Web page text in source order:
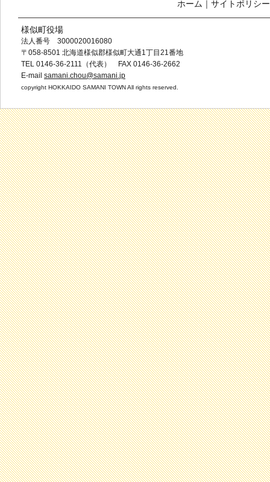
ホーム ｜ サイトポリシー
様似町役場
法人番号 3000020016080
〒058-8501 北海道様似郡様似町大通1丁目21番地
TEL 0146-36-2111（代表） FAX 0146-36-2662
E-mail samani.chou@samani.jp
copyright HOKKAIDO SAMANI TOWN All rights reserved.